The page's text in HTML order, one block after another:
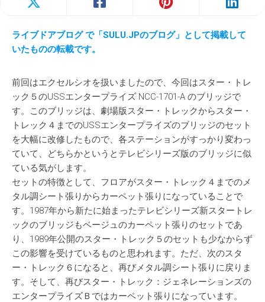
ライブドアブログ で「SULU.JPのブログ」 として掲載して
いたものの転載です。
前回はエクセルシオを扱いましたので、今回はスター・トレ
ック５のUSSエンタープライズ NCC-1701-A のブリッジで
す。このブリッジは、劇場版スター・トレックからスター・
トレック４までのUSSエンタープライズのブリッジのセット
を大幅に改修したもので、各ステーションがすっかり変わっ
ていて、どちらかというとテレビシリーズ版のブリッジに似
ている気がします。
セットの特徴として、フロアがスター・トレック４までのメ
タル調シート張りからカーペット張りになっていることで
す。1987年から新たに始まったテレビシリーズ新スタートレ
ックのブリッジもベージュのカーペット張りのセットであ
り、1989年公開のスター・トレック５のセットも少なからず
この影響を受けているものと思われます。ただ、次のスタ
ー・トレック６になると、再びメタル調シート張りに戻りま
す。そして、再びスター・トレック：ジェネレーションズの
エンタープライズＢではカーペット張りになっています。